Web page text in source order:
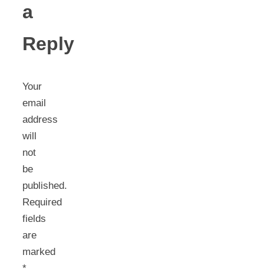
a
Reply
Your
email
address
will
not
be
published.
Required
fields
are
marked
*